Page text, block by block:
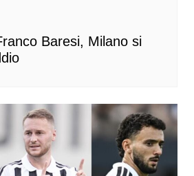
Baresi, Milano si